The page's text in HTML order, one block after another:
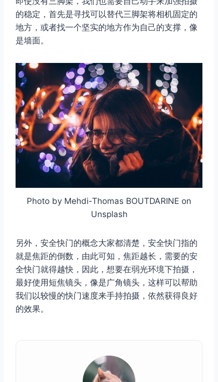
的稳定，首先是寻找可以替代三脚架将相机固定的
地方，或者找一个坚实的地方作为自己的支撑，像
是墙面。
Photo by Mehdi-Thomas BOUTDARINE on
Unsplash
另外，安全快门的概念大家都清楚，安全快门指的
就是焦距的倒数，由此可知，焦距越长，需要的安
全快门就得越快，因此，想要在弱光环境下拍摄，
最好使用短焦镜头，像是广角镜头，这样可以帮助
我们以较慢的快门速度来手持拍摄，依然获得良好
的效果。